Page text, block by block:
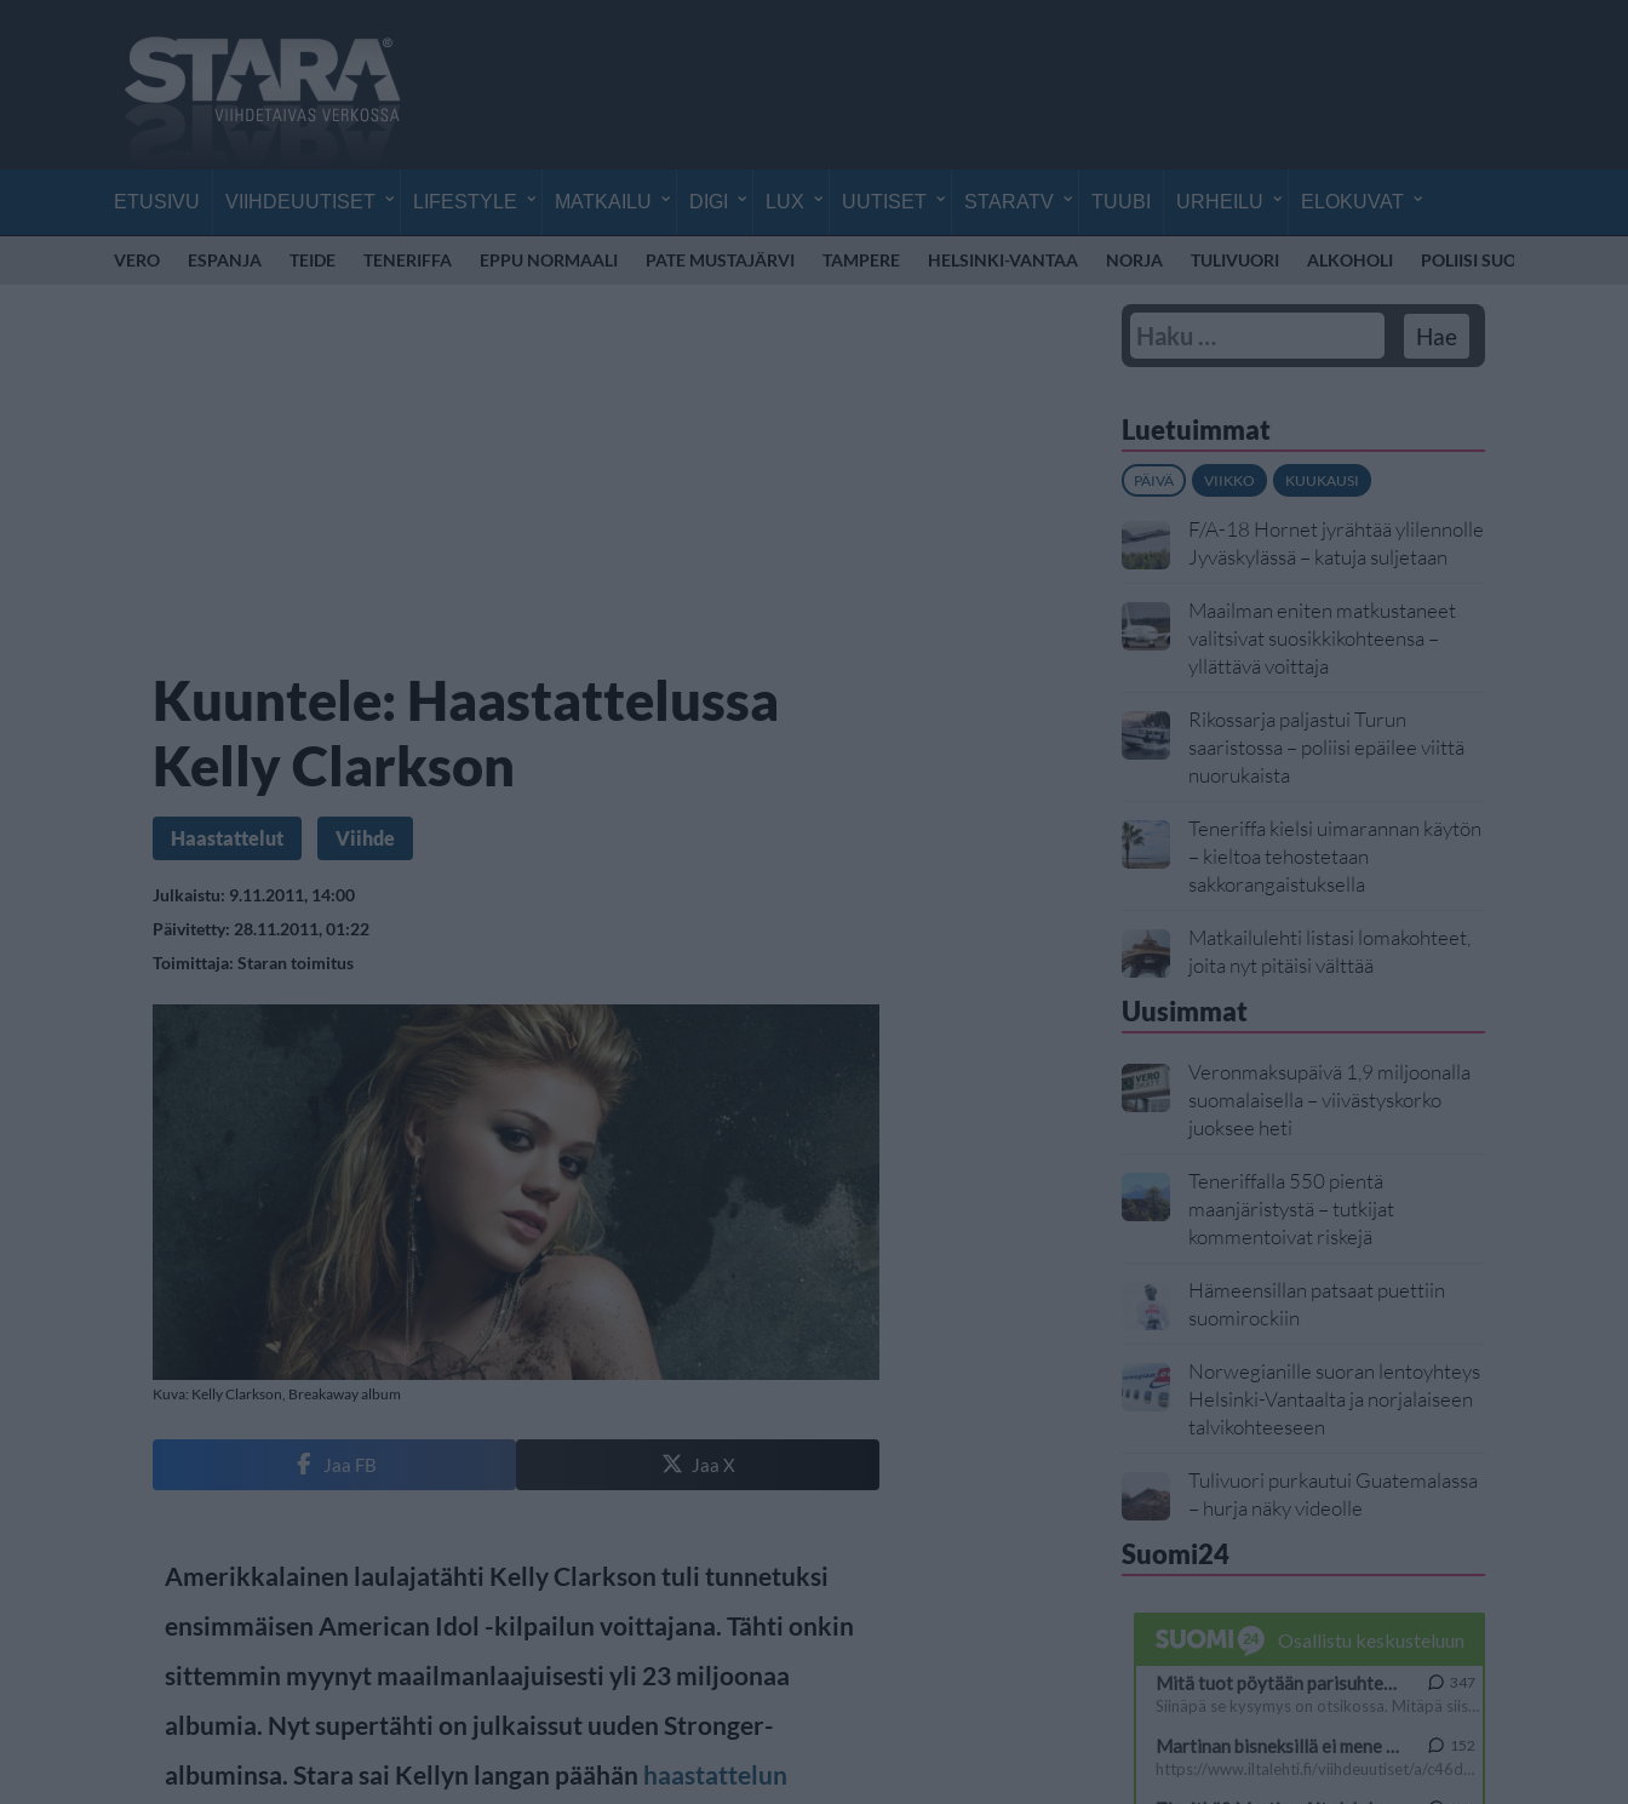
ETUSIVU VIIHDEUUTISET LIFESTYLE MATKAILU DIGI LUX UUTISET STARATV TUUBI URHEILU ELOKUVAT
VERO ESPANJA TEIDE TENERIFFA EPPU NORMAALI PATE MUSTAJÄRVI TAMPERE HELSINKI-VANTAA NORJA TULIVUORI ALKOHOLI POLIISI SUOMI
Kuuntele: Haastattelussa
Kelly Clarkson
Haastattelut Viihde
Julkaistu: 9.11.2011, 14:00
Päivitetty: 28.11.2011, 01:22
Toimittaja: Staran toimitus
Kuva: Kelly Clarkson, Breakaway album
Jaa FB Jaa X
Amerikkalainen laulajatähti Kelly Clarkson tuli tunnetuksi
ensimmäisen American Idol -kilpailun voittajana. Tähti onkin
sittemmin myynyt maailmanlaajuisesti yli 23 miljoonaa
albumia. Nyt supertähti on julkaissut uuden Stronger-
albuminsa. Stara sai Kellyn langan päähän haastattelun
Luetuimmat
PÄIVÄ VIIKKO KUUKAUSI
F/A-18 Hornet jyrähtää ylilennolle
Jyväskylässä – katuja suljetaan
Maailman eniten matkustaneet
valitsivat suosikkikohteensa –
yllättävä voittaja
Rikossarja paljastui Turun
saaristossa – poliisi epäilee viittä
nuorukaista
Teneriffa kielsi uimarannan käytön
– kieltoa tehostetaan
sakkorangaistuksella
Matkailulehti listasi lomakohteet,
joita nyt pitäisi välttää
Uusimmat
Veronmaksupäivä 1,9 miljoonalla
suomalaisella – viivästyskorko
juoksee heti
Teneriffalla 550 pientä
maanjäristystä – tutkijat
kommentoivat riskejä
Hämeensillan patsaat puettiin
suomirockiin
Norwegianille suoran lentoyhteys
Helsinki-Vantaalta ja norjalaiseen
talvikohteeseen
Tulivuori purkautui Guatemalassa
– hurja näky videolle
Suomi24